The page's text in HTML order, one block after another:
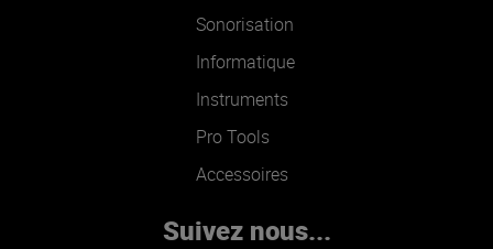
Sonorisation
Informatique
Instruments
Pro Tools
Accessoires
Suivez nous...